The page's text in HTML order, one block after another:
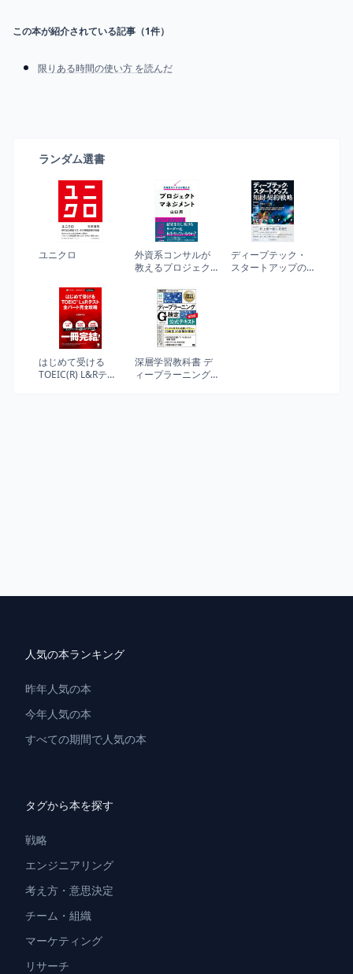
この本が紹介されている記事（1件）
限りある時間の使い方 を読んだ
ランダム選書
ユニクロ
外資系コンサルが
教えるプロジェク
ディープテック・
スタートアップの
はじめて受ける
TOEIC(R) L&Rテス
深層学習教科書 デ
ィープラーニング
人気の本ランキング
昨年人気の本
今年人気の本
すべての期間で人気の本
タグから本を探す
戦略
エンジニアリング
考え方・意思決定
チーム・組織
マーケティング
リサーチ